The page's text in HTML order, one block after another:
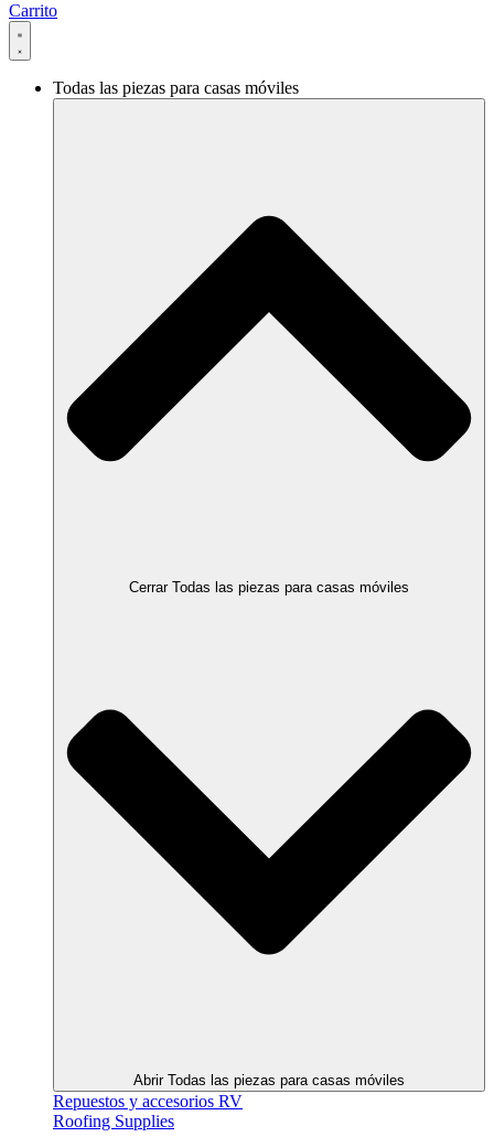
Carrito
Todas las piezas para casas móviles
Cerrar Todas las piezas para casas móviles
Abrir Todas las piezas para casas móviles
Repuestos y accesorios RV
Roofing Supplies